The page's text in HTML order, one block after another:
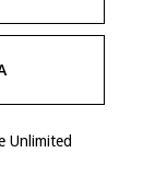
Unlimited